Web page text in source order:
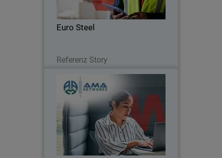
Euro Steel
Referenz Story
visibility to strengthen its cyber
resilience.
AMA Networks partners with
WatchGuard to simplify client security
with a unified platform and proven
ransomware protection.